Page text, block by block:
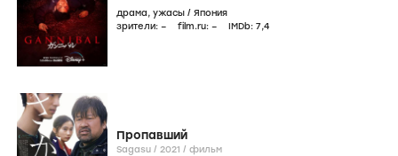
драма, ужасы / Япония
зрители: – film.ru: – IMDb: 7,4
Пропавший
Sagasu / 2021 / фильм